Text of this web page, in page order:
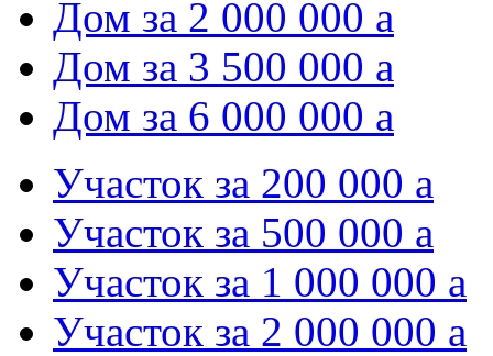
Дом за 2 000 000 a
Дом за 3 500 000 a
Дом за 6 000 000 a
Участок за 200 000 a
Участок за 500 000 a
Участок за 1 000 000 a
Участок за 2 000 000 a